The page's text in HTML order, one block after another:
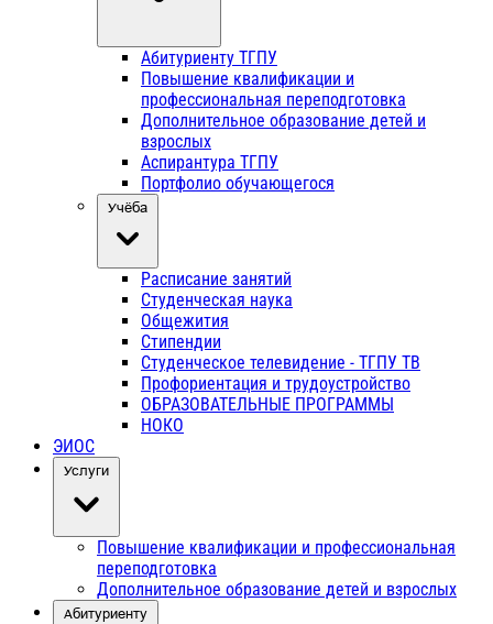
Абитуриенту ТГПУ
Повышение квалификации и
профессиональная переподготовка
Дополнительное образование детей и
взрослых
Аспирантура ТГПУ
Портфолио обучающегося
Учёба
Расписание занятий
Студенческая наука
Общежития
Стипендии
Студенческое телевидение - ТГПУ ТВ
Профориентация и трудоустройство
ОБРАЗОВАТЕЛЬНЫЕ ПРОГРАММЫ
НОКО
ЭИОС
Услуги
Повышение квалификации и профессиональная
переподготовка
Дополнительное образование детей и взрослых
Абитуриенту